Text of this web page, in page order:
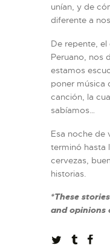
unían, y de
diferente a
De repente,
Peruano, nos
estamos
poner música
canción, la
sabíamos…
Esa noche de
terminó hasta
cervezas,
historias.
*These
and opinions